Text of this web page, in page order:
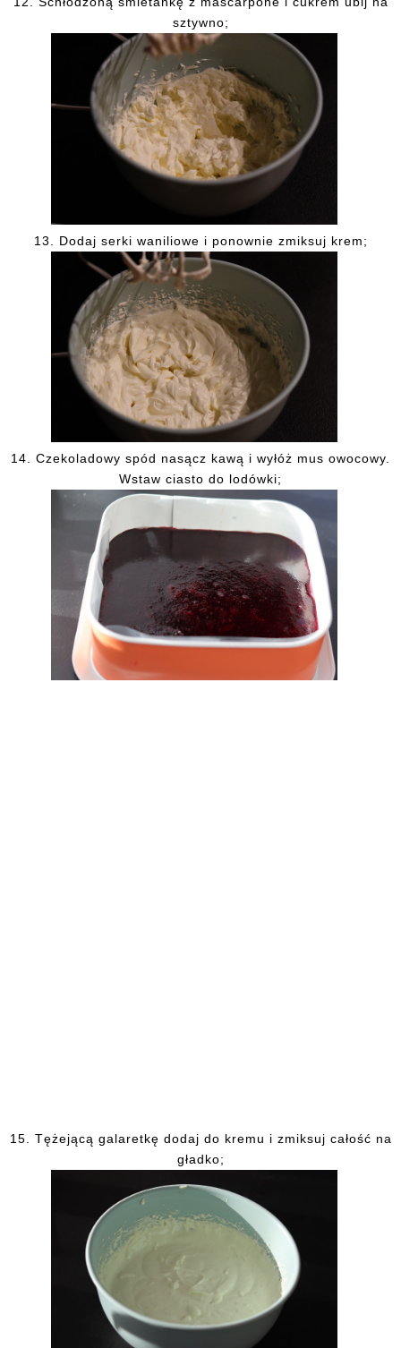
sztywno;
13. Dodaj serki waniliowe i ponownie zmiksuj krem;
14. Czekoladowy spód nasącz kawą i wyłóż mus owocowy.
Wstaw ciasto do lodówki;
15. Tężejącą galaretkę dodaj do kremu i zmiksuj całość na
gładko;